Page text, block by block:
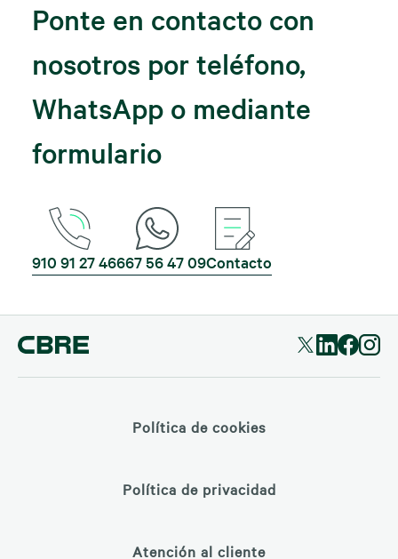
Ponte en contacto con
nosotros por teléfono,
WhatsApp o mediante
formulario
910 91 27 46667 56 47 09Contacto
Política de cookies
Política de privacidad
Atención al cliente